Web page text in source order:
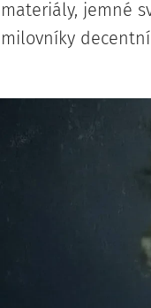
materiály, jemné
milovníky